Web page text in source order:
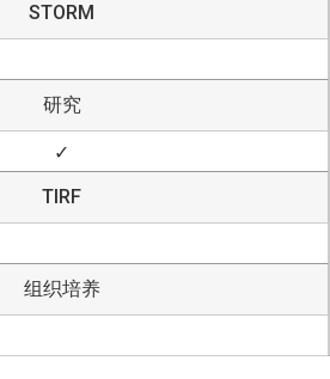
STORM
研究
✓
TIRF
组织培养